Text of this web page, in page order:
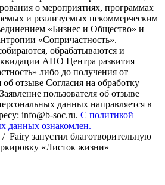
о мероприятиях, программах
и реализуемых некоммерческим
«Бизнес и Общество» и
«Сопричастность».
обрабатываются и
АНО Центра развития
либо до получения от
об отзыве Согласия на обработку
пользователя об отзыве
данных направляется в
info@b-soc.ru. С политикой
данных ознакомлен.
/ Fairy запустил благотворительную
«Листок жизни»